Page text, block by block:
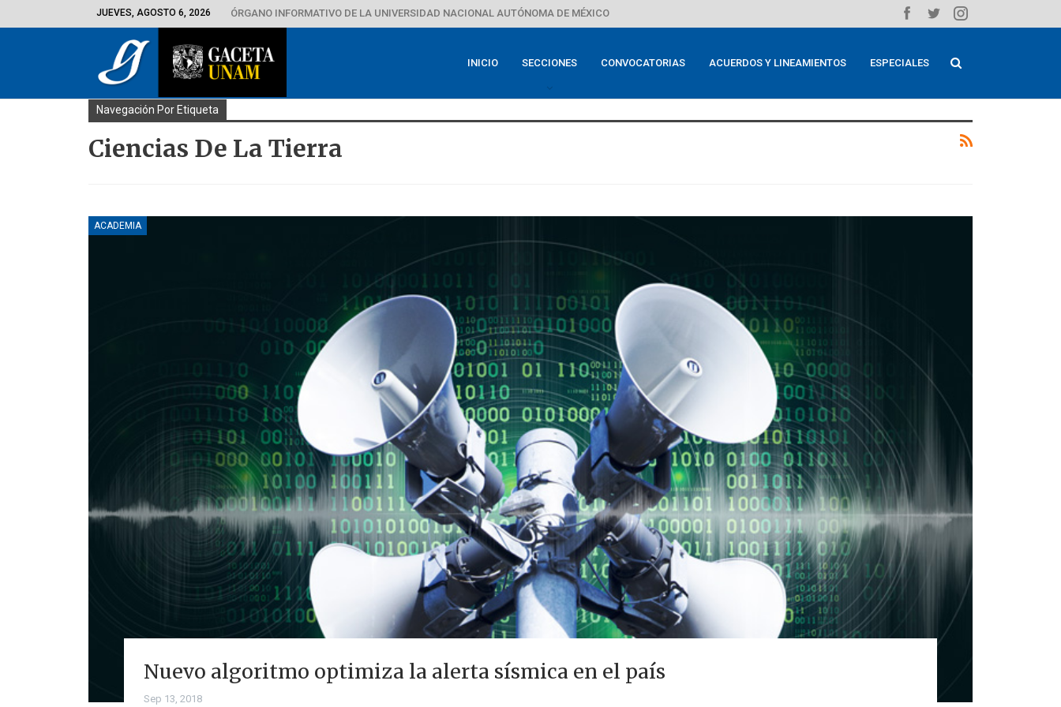
JUEVES, AGOSTO 6, 2026 ÓRGANO INFORMATIVO DE LA UNIVERSIDAD NACIONAL AUTÓNOMA DE MÉXICO
INICIO SECCIONES CONVOCATORIAS ACUERDOS Y LINEAMIENTOS ESPECIALES
Navegación Por Etiqueta
Ciencias De La Tierra
ACADEMIA
Nuevo algoritmo optimiza la alerta sísmica en el país
Sep 13, 2018